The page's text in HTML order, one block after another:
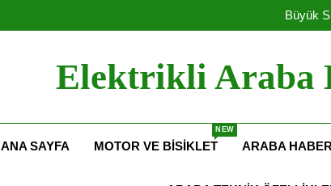
Büyük
Büyük
Elektrikli Araba
ANA SAYFA MOTOR VE BISIKLET
NEW
ARABA